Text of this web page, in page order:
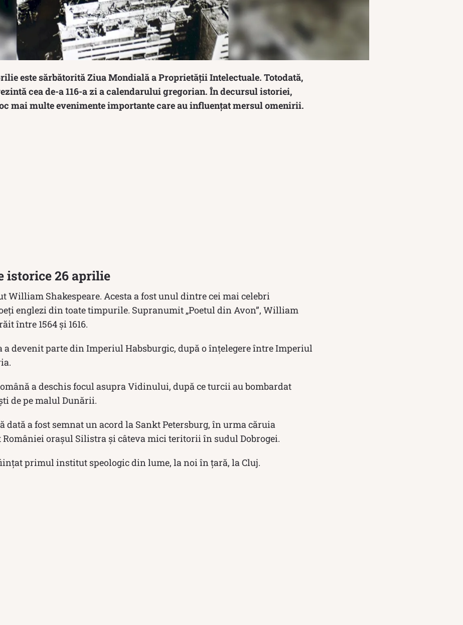
este sărbătorită Ziua Mondială a Proprietății Intelectuale. Totodată,
cea de-a 116-a zi a calendarului gregorian. În decursul istoriei,
mai multe evenimente importante care au influențat mersul omenirii.
istorice 26 aprilie
William Shakespeare. Acesta a fost unul dintre cei mai celebri
englezi din toate timpurile. Supranumit „Poetul din Avon”, William
între 1564 și 1616.
a devenit parte din Imperiul Habsburgic, după o înțelegere între Imperiul
a deschis focul asupra Vidinului, după ce turcii au bombardat
de pe malul Dunării.
dată a fost semnat un acord la Sankt Petersburg, în urma căruia
României orașul Silistra și câteva mici teritorii în sudul Dobrogei.
primul institut speologic din lume, la noi în țară, la Cluj.